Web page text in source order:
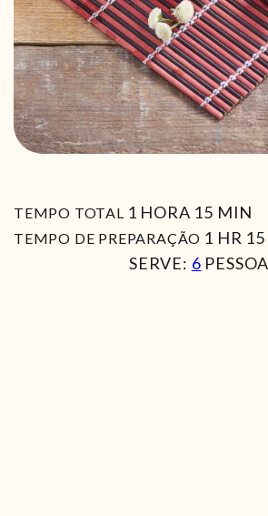
TEMPO TOTAL 1 HORA
HORA 15 MIN
MIN
TEMPO DE PREPARAÇÃO 1 HORA
HR 15
SERVE: 6